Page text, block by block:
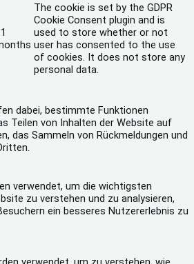
The cookie is set by the GDPR
Cookie Consent plugin and is
used to store whether or not
user has consented to the use
of cookies. It does not store any
personal data.
dabei, bestimmte Funktionen
Teilen von Inhalten der Website auf
das Sammeln von Rückmeldungen und
verwendet, um die wichtigsten
zu verstehen und zu analysieren,
ein besseres Nutzererlebnis zu